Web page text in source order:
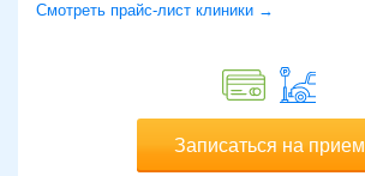
Смотреть прайс-лист клиники →
Записаться на прием